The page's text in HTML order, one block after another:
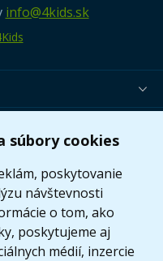
súbory cookies
poskytovanie
návštevnosti
o tom, ako
poskytujeme aj
médií, inzercie
info@4kids.sk